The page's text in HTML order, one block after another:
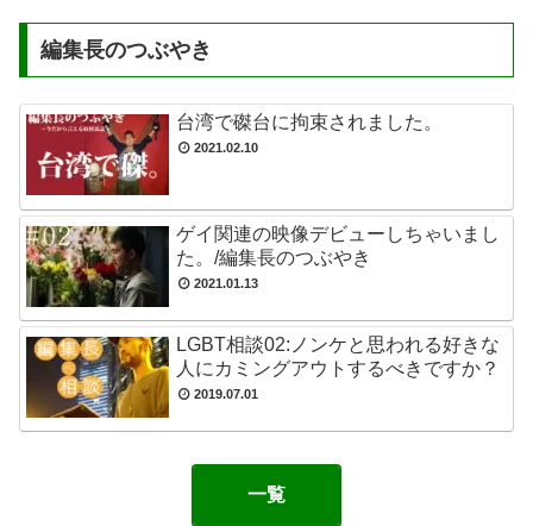
編集長のつぶやき
台湾で磔台に拘束されました。
2021.02.10
ゲイ関連の映像デビューしちゃいまし
た。/編集長のつぶやき
2021.01.13
LGBT相談02:ノンケと思われる好きな
人にカミングアウトするべきですか？
2019.07.01
一覧